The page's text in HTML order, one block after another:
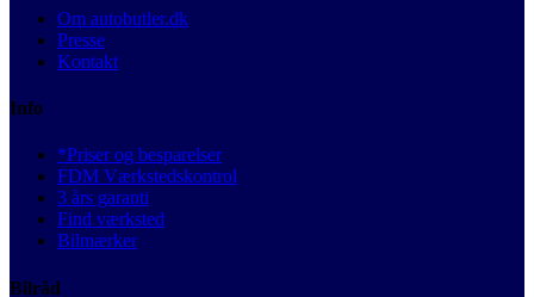
Om autobutler.dk
Presse
Kontakt
Info
*Priser og besparelser
FDM Værkstedskontrol
3 års garanti
Find værksted
Bilmærker
Bilråd